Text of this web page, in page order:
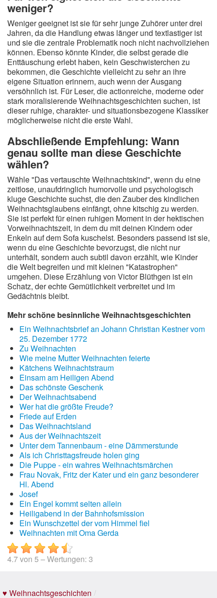
weniger?
Weniger geeignet ist sie für sehr junge Zuhörer unter drei
Jahren, da die Handlung etwas länger und textlastiger ist
und sie die zentrale Problematik noch nicht nachvollziehen
können. Ebenso könnte Kinder, die selbst gerade die
Enttäuschung erlebt haben, kein Geschwisterchen zu
bekommen, die Geschichte vielleicht zu sehr an ihre
eigene Situation erinnern, auch wenn der Ausgang
versöhnlich ist. Für Leser, die actionreiche, moderne oder
stark moralisierende Weihnachtsgeschichten suchen, ist
dieser ruhige, charakter- und situationsbezogene Klassiker
möglicherweise nicht die erste Wahl.
Abschließende Empfehlung: Wann
genau sollte man diese Geschichte
wählen?
Wähle "Das vertauschte Weihnachtskind", wenn du eine
zeitlose, unaufdringlich humorvolle und psychologisch
kluge Geschichte suchst, die den Zauber des kindlichen
Weihnachtsglaubens einfängt, ohne kitschig zu werden.
Sie ist perfekt für einen ruhigen Moment in der hektischen
Vorweihnachtszeit, in dem du mit deinen Kindern oder
Enkeln auf dem Sofa kuschelst. Besonders passend ist sie,
wenn du eine Geschichte bevorzugst, die nicht nur
unterhält, sondern auch subtil davon erzählt, wie Kinder
die Welt begreifen und mit kleinen "Katastrophen"
umgehen. Diese Erzählung von Victor Blüthgen ist ein
Schatz, der echte Gemütlichkeit verbreitet und im
Gedächtnis bleibt.
Mehr schöne besinnliche Weihnachtsgeschichten
Ein Weihnachtsbrief an Johann Christian Kestner vom
25. Dezember 1772
Zu Weihnachten
Wie meine Mutter Weihnachten feierte
Kätchens Weihnachtstraum
Einsam am Heiligen Abend
Das schönste Geschenk
Der Weihnachtsabend
Wer hat die größte Freude?
Friede auf Erden
Das Weihnachtsland
Aus der Weihnachtszeit
Unter dem Tannenbaum - eine Dämmerstunde
Als ich Christtagsfreude holen ging
Die Puppe - ein wahres Weihnachtsmärchen
Frau Novak, Fritz der Kater und ein ganz besonderer
Hl. Abend
Josef
Ein Engel kommt selten allein
Heiligabend in der Bahnhofsmission
Ein Wunschzettel der vom Himmel fiel
Weihnachten mit Oma Gerda
4.7von 5 – Wertungen: 3
♥ Weihnachtsgeschichten /